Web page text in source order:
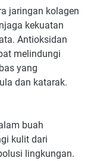
jaringan kolagen
kekuatan
Antioksidan
melindungi
yang
dan katarak.
buah
kulit dari
lingkungan.